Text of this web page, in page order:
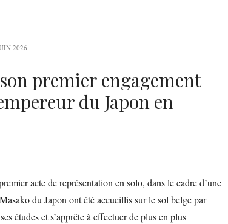
2026
premier engagement
du Japon en
acte de représentation en solo, dans le cadre d’une
du Japon ont été accueillis sur le sol belge par
études et s’apprête à effectuer de plus en plus